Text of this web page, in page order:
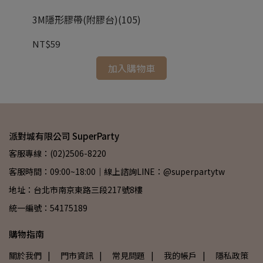
3M隱形膠帶(附膠台)(105)
NT$59
加入購物車
派對城有限公司 SuperParty
客服專線：(02)2506-8220
客服時間：09:00~18:00｜線上諮詢LINE：@superpartytw
地址：台北市南京東路三段217號8樓
統一編號：54175189
購物指南
關於我們 | 門市資訊 | 常見問題 | 我的帳戶 | 隱私政策